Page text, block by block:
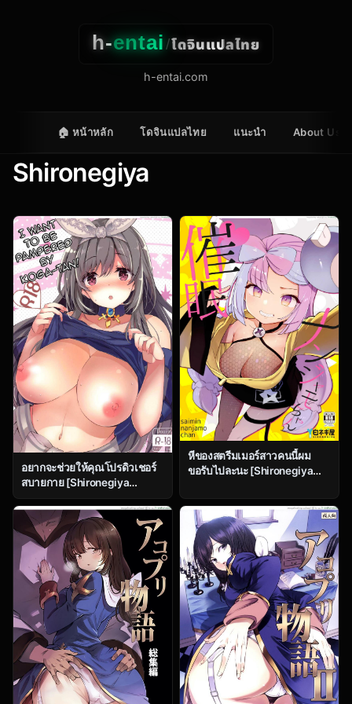
h-entai/โดจินแปลไทย
h-entai.com
🏠 หน้าหลัก โดจินแปลไทย แนะนำ About Us
Shironegiya
อยากจะช่วยให้คุณโปรดิวเชอร์
สบายกาย [Shironegiya
(miya9)] Saimin Nanjamo-
chan Hypnotized Iono-chan
(Pok?mon Scarlet and Violet)
หีของสตรีมเมอร์สาวคนนี้ผม
ขอรับไปละนะ [Shironegiya
chan Hypnotized Iono-chan
(Pok?mon Scarlet and Violet)